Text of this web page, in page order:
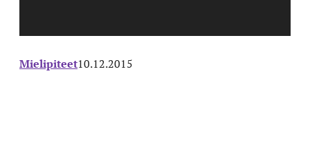
Mielipiteet10.12.2015